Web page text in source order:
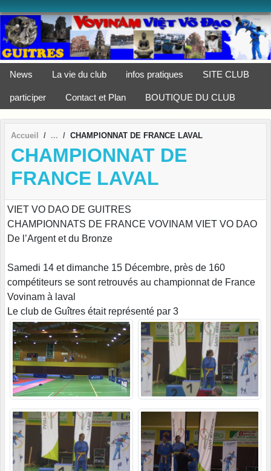
News La vie du club infos pratiques SITE CLUB
participer Contact et Plan BOUTIQUE DU CLUB
Accueil CHAMPIONNAT DE FRANCE LAVAL
CHAMPIONNAT DE
FRANCE LAVAL
VIET VO DAO DE GUITRES
CHAMPIONNATS DE FRANCE VOVINAM VIET VO DAO
De l’Argent et du Bronze
Samedi 14 et dimanche 15 Décembre, près de 160
compétiteurs se sont retrouvés au championnat de France
Vovinam à laval
Le club de Guîtres était représenté par 3